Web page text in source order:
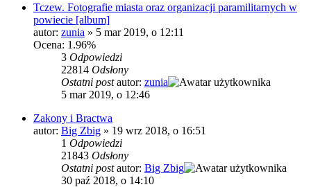
Tczew. Fotografie miasta oraz organizacji paramilitarnych w
powiecie [album]
autor: zunia » 5 mar 2019, o 12:11
Ocena: 1.96%
3 Odpowiedzi
22814 Odsłony
Ostatni postautor: zunia
5 mar 2019, o 12:46
Zakony i Bractwa
autor: Big Zbig » 19 wrz 2018, o 16:51
1 Odpowiedzi
21843 Odsłony
Ostatni postautor: Big Zbig
30 paź 2018, o 14:10